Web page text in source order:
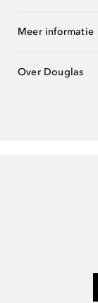
Meer informatie
Over Douglas